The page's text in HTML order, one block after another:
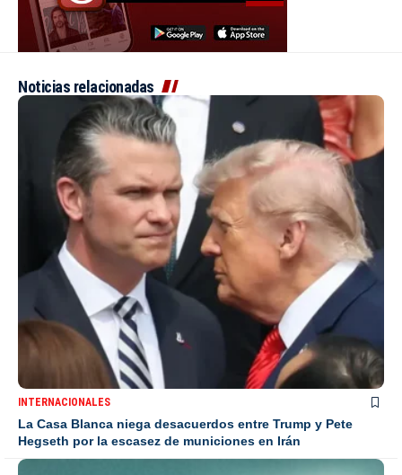
Noticias relacionadas
INTERNACIONALES
La Casa Blanca niega desacuerdos entre Trump y Pete
Hegseth por la escasez de municiones en Irán